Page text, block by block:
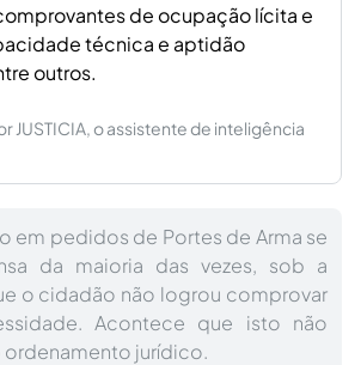
de ocupação lícita e
técnica e aptidão
outros.
JUSTICIA, o assistente de inteligência
em pedidos de Portes de Arma se
da maioria das vezes, sob a
o cidadão não logrou comprovar
Acontece que isto não
ordenamento jurídico.